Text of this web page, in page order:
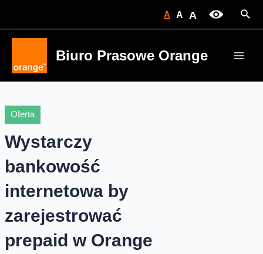
A A A
Biuro Prasowe Orange
Oferta
Wystarczy
bankowość
internetowa by
zarejestrować
prepaid w Orange